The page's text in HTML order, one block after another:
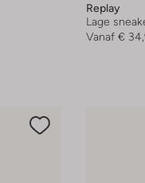
Replay
Lage
Vanaf €